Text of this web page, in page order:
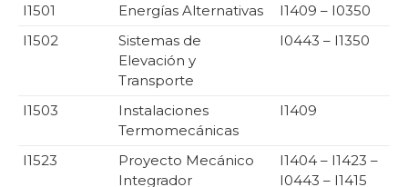
I1501
Energías Alternativas
I1409 – I0350
I1502
Sistemas de
Elevación y
Transporte
I0443 – I1350
I1503
Instalaciones
Termomecánicas
I1409
I1523
Proyecto Mecánico
Integrador
I1404 – I1423 –
I0443 – I1415